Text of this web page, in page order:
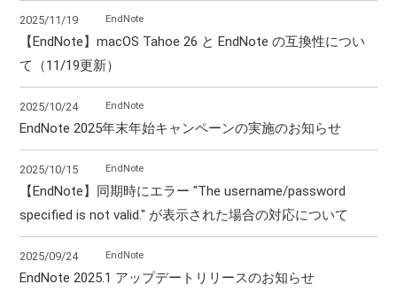
2025/11/19 EndNote
【EndNote】macOS Tahoe 26 と EndNote の互換性につい
て（11/19更新）
2025/10/24 EndNote
EndNote 2025年末年始キャンペーンの実施のお知らせ
2025/10/15 EndNote
【EndNote】同期時にエラー "The username/password
specified is not valid." が表示された場合の対応について
2025/09/24 EndNote
EndNote 2025.1 アップデートリリースのお知らせ